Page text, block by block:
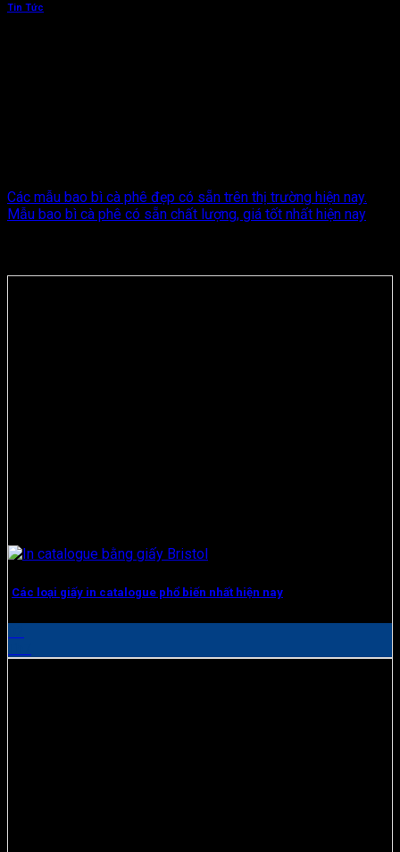
Tin Tức
Các mẫu bao bì cà phê đẹp có sẵn trên thị trường hiện nay.
Mẫu bao bì cà phê có sẵn chất lượng, giá tốt nhất hiện nay
Các loại giấy in catalogue phổ biến nhất hiện nay